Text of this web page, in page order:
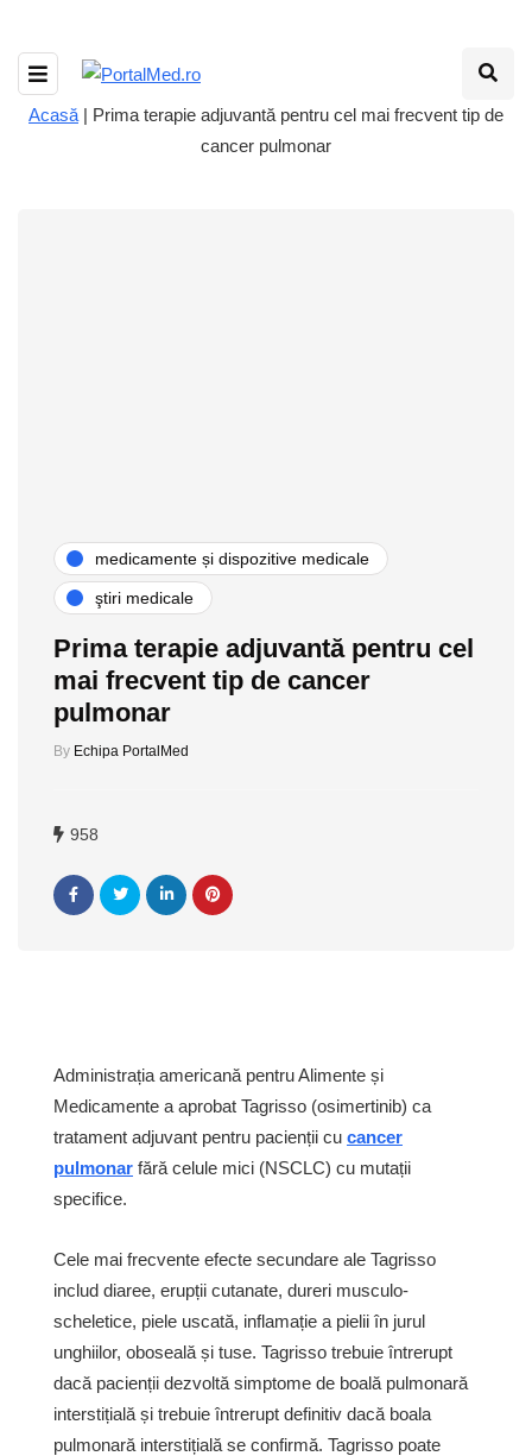
Acasă | Prima terapie adjuvantă pentru cel mai frecvent tip de
cancer pulmonar
medicamente și dispozitive medicale
ştiri medicale
Prima terapie adjuvantă pentru cel
mai frecvent tip de cancer
pulmonar
By Echipa PortalMed
958
Administrația americană pentru Alimente și
Medicamente a aprobat Tagrisso (osimertinib) ca
tratament adjuvant pentru pacienții cu cancer
pulmonar fără celule mici (NSCLC) cu mutații
specifice.
Cele mai frecvente efecte secundare ale Tagrisso
includ diaree, erupții cutanate, dureri musculo-
scheletice, piele uscată, inflamație a pielii în jurul
unghiilor, oboseală și tuse. Tagrisso trebuie întrerupt
dacă pacienții dezvoltă simptome de boală pulmonară
interstițială și trebuie întrerupt definitiv dacă boala
pulmonară interstițială se confirmă. Tagrisso poate